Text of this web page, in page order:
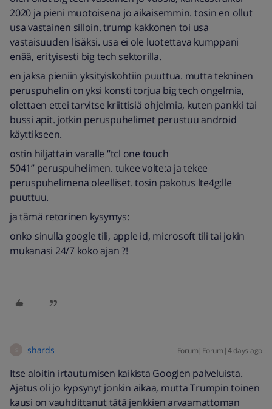
2020 ja pieni muotoisena jo aikaisemmin. tosin en ollut
usa vastainen silloin. trump kakkonen toi usa
vastaisuuden lisäksi. usa ei ole luotettava kumppani
enää, erityisesti big tech sektorilla.
en jaksa pieniin yksityiskohtiin puuttua. mutta tekninen
peruspuhelin on yksi konsti torjua big tech ongelmia,
olettaen ettei tarvitse kriittisiä ohjelmia, kuten pankki tai
bussi apit. jotkin peruspuhelimet perustuu android
käyttikseen.
ostin hiljattain varalle “tcl one touch
5041” peruspuhelimen. tukee volte:a ja tekee
peruspuhelimena oleelliset. tosin pakotus lte4g:lle
puuttuu.
ja tämä retorinen kysymys:
onko sinulla google tili, apple id, microsoft tili tai jokin
mukanasi 24/7 koko ajan ?!
shards Forum|Forum|4 days ago
Itse aloitin irtautumisen kaikista Googlen palveluista.
Ajatus oli jo kypsynyt jonkin aikaa, mutta Trumpin toinen
kausi on vauhdittanut tätä jenkkien arvaamattoman